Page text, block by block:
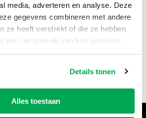
media, adverteren en analyse. Deze
gegevens combineren met andere
ze heeft verstrekt of die ze hebben
van uw gebruik van hun services.
Details tonen
Alles toestaan
deze pagina is met zorg
kan per gemeente
bak is niet aansprakelijk voor
gevolg van onjuiste of
Controleer bij twijfel altijd